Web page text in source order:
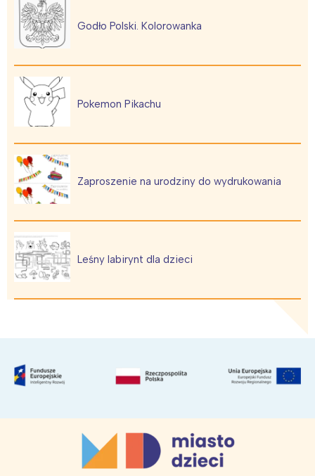
Godło Polski. Kolorowanka
Pokemon Pikachu
Zaproszenie na urodziny do wydrukowania
Leśny labirynt dla dzieci